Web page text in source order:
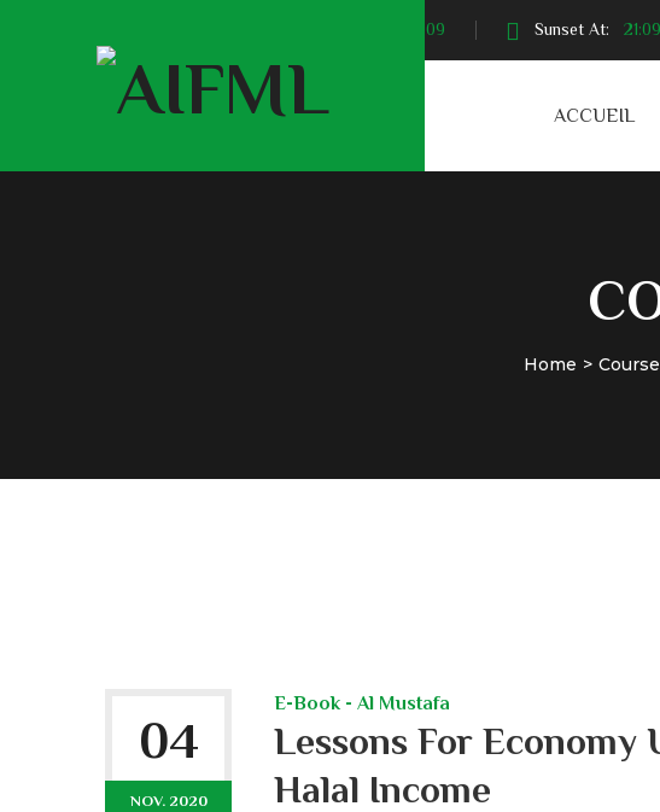
04:09 Sunset At: 21:09
ACCUEIL
Home
04
NOV. 2020
E-Book - Al Mustafa
Lessons For Economy
Halal Income